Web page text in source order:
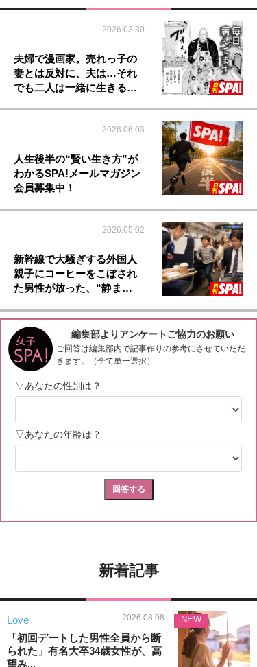
2026.03.30
夫婦で漫画家。売れっ子の
妻とは反対に、夫は…それ
でも二人は一緒に生きる…
2026.06.03
人生後半の“賢い生き方”が
わかるSPA!メールマガジン
会員募集中！
2026.05.02
新幹線で大騒ぎする外国人
親子にコーヒーをこぼされ
た男性が放った、“静ま…
新着記事
Love 2026.08.08
「初回デートした男性全員から断
られた」有名大卒34歳女性が、高
望み...
NEW